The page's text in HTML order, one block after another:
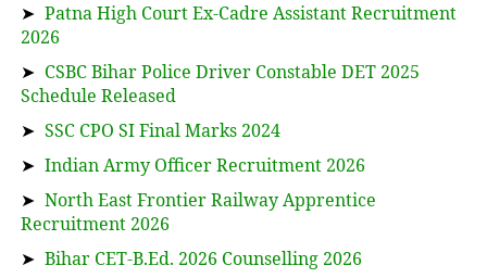
➤ Patna High Court Ex-Cadre Assistant Recruitment
2026
➤ CSBC Bihar Police Driver Constable DET 2025
Schedule Released
➤ SSC CPO SI Final Marks 2024
➤ Indian Army Officer Recruitment 2026
➤ North East Frontier Railway Apprentice
Recruitment 2026
➤ Bihar CET-B.Ed. 2026 Counselling 2026